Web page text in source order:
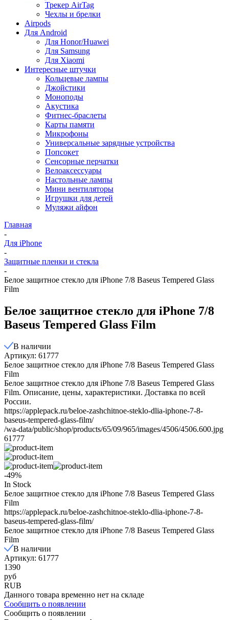
Трекер AirTag
Чехлы и брелки
Airpods
Для Android
Для Honor/Huawei
Для Samsung
Для Xiaomi
Интересные штучки
Кольцевые лампы
Джойстики
Моноподы
Акустика
Фитнес-браслеты
Карты памяти
Микрофоны
Универсальные зарядные устройства
Попсокет
Сенсорные перчатки
Велоаксессуары
Настольные лампы
Мини вентиляторы
Игрушки для детей
Муляжи айфон
Главная
-
Для iPhone
-
Защитные пленки и стекла
-
Белое защитное стекло для iPhone 7/8 Baseus Tempered Glass
Film
Белое защитное стекло для iPhone 7/8
Baseus Tempered Glass Film
В наличии
Артикул: 61777
Белое защитное стекло для iPhone 7/8 Baseus Tempered Glass
Film
Белое защитное стекло для iPhone 7/8 Baseus Tempered Glass
Film. Описание, цены, характеристики. Доставка по всей
России.
https://applepack.ru/beloe-zashchitnoe-steklo-dlia-iphone-7-8-
baseus-tempered-glass-film/
/wa-data/public/shop/products/65/09/965/images/4506/4506.600.jpg
61777
-49%
In Stock
Белое защитное стекло для iPhone 7/8 Baseus Tempered Glass
Film
https://applepack.ru/beloe-zashchitnoe-steklo-dlia-iphone-7-8-
baseus-tempered-glass-film/
Белое защитное стекло для iPhone 7/8 Baseus Tempered Glass
Film
В наличии
Артикул: 61777
1390
руб
RUB
Данного товара временно нет на складе
Сообщить о появлении
Сообщить о появлении